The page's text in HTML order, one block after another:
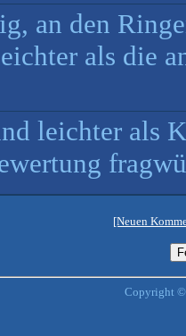
an den
als die
leichter als
[Neuen
Copyright ©